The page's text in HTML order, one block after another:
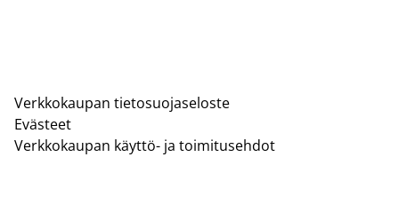
Verkkokaupan tietosuojaseloste
Evästeet
Verkkokaupan käyttö- ja toimitusehdot